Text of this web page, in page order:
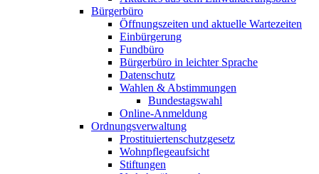
Bürgerbüro
Öffnungszeiten und aktuelle Wartezeiten
Einbürgerung
Fundbüro
Bürgerbüro in leichter Sprache
Datenschutz
Wahlen & Abstimmungen
Bundestagswahl
Online-Anmeldung
Ordnungsverwaltung
Prostituiertenschutzgesetz
Wohnpflegeaufsicht
Stiftungen